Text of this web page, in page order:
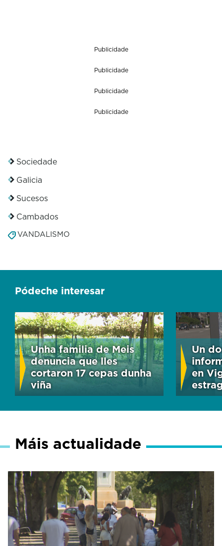
Publicidade
Publicidade
Publicidade
Publicidade
Sociedade
Galicia
Sucesos
Cambados
VANDALISMO
Pódeche interesar
Unha familia de Meis
denuncia que lles
cortaron 17 cepas dunha
viña
Un
en
Máis actualidade